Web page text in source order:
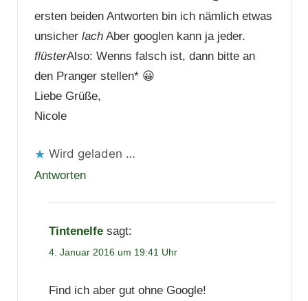
ersten beiden Antworten bin ich nämlich etwas
unsicher lachAber googlen kann ja jeder.
flüsterAlso: Wenns falsch ist, dann bitte an
den Pranger stellen* 😀
Liebe Grüße,
Nicole
Wird geladen …
Antworten
Tintenelfe sagt:
4. Januar 2016 um 19:41 Uhr
Find ich aber gut ohne Google!